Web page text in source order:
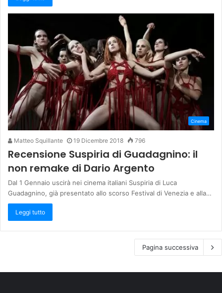
Cinema
Matteo Squillante 19 Dicembre 2018 796
Recensione Suspiria di Guadagnino: il
non remake di Dario Argento
Dal 1 Gennaio uscirà nei cinema italiani Suspiria di Luca
Guadagnino, già presentato allo scorso Festival di Venezia e alla…
Leggi tutto
Pagina successiva